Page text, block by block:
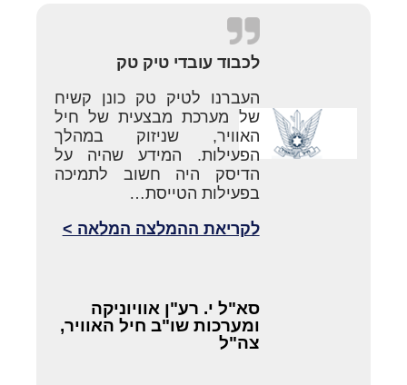
לכבוד עובדי טיק טק
העברנו לטיק טק כונן קשיח
של מערכת מבצעית של חיל
האוויר, שניזוק במהלך
הפעילות. המידע שהיה על
הדיסק היה חשוב לתמיכה
בפעילות הטייסת…
לקריאת ההמלצה המלאה >
סא"ל י. רע"ן אוויוניקה
ומערכות שו"ב חיל האוויר,
צה"ל